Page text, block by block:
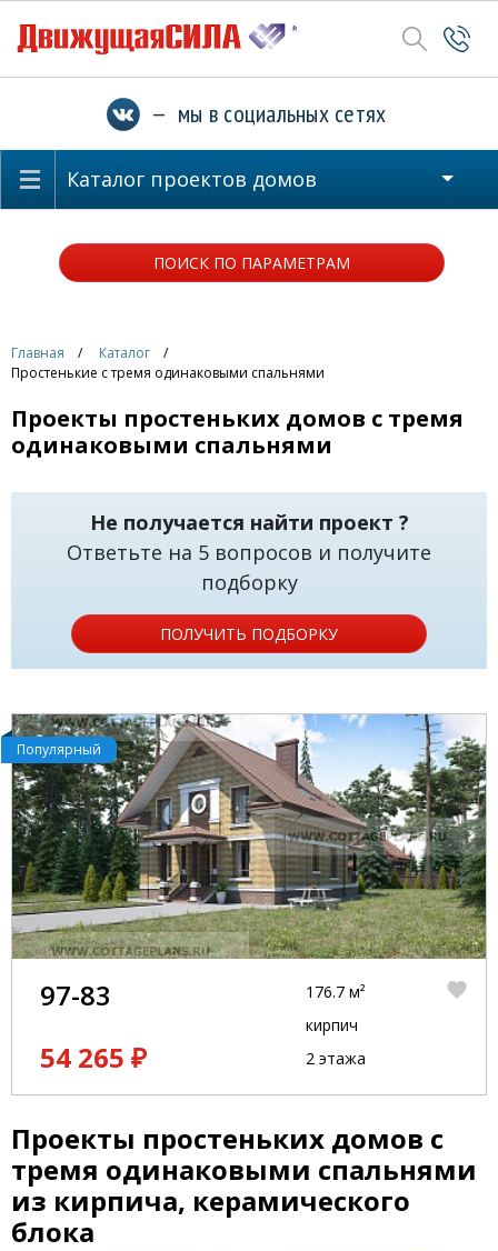
— мы в социальных сетях
Каталог проектов домов
ПОИСК ПО ПАРАМЕТРАМ
Главная
Каталог
Простенькие с тремя одинаковыми спальнями
Проекты простеньких домов с тремя
одинаковыми спальнями
Не получается найти проект ?
Ответьте на 5 вопросов и получите
подборку
ПОЛУЧИТЬ ПОДБОРКУ
Популярный
97-83
54 265 ₽
176.7 м²
кирпич
2 этажа
Проекты простеньких домов с
тремя одинаковыми спальнями
из кирпича, керамического
блока